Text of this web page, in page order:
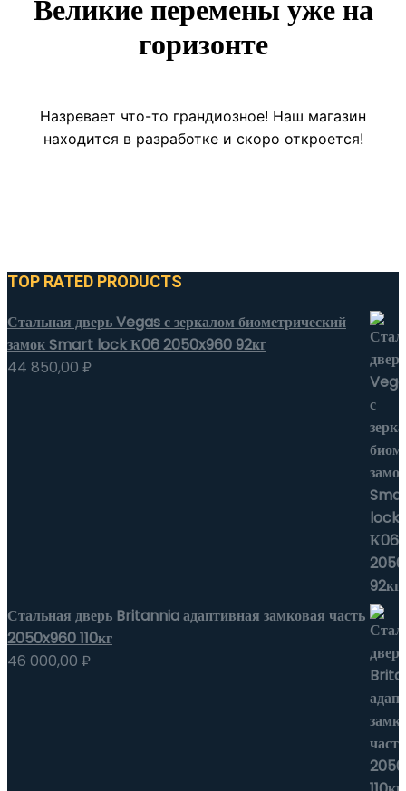
Великие перемены уже на
горизонте
Назревает что-то грандиозное! Наш магазин
находится в разработке и скоро откроется!
TOP RATED PRODUCTS
Стальная дверь Vegas с зеркалом биометрический
замок Smart lock К06 2050x960 92кг
44 850,00 ₽
Стальная дверь Britannia адаптивная замковая часть
2050x960 110кг
46 000,00 ₽